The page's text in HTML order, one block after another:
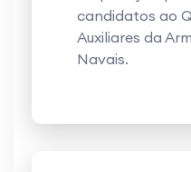
candidatos ao
Auxiliares da
Navais.